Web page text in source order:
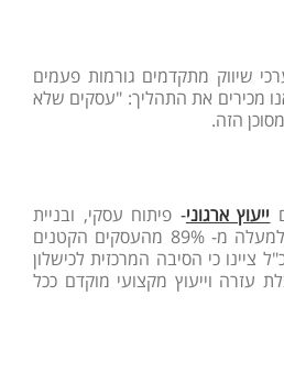
שיווק מתקדמים גורמות פעמים
מכירים את התהליך: "עסקים שלא
הזה.
ייעוץ ארגוני- פיתוח עסקי, ובניית
המכוונות להביא תוצאות בתחום הגדלת פלחי שוק ובעיקר העלאת רווחיות. אין זה סוד כי למעלה מ- 89% מהעסקים הקטנים
מהנשאלים ברמת בעלים ואו מנכ"ל ציינו כי הסיבה המרכזית לכישלון
עזרה וייעוץ מקצועי מוקדם ככל